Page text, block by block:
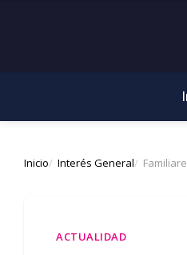
Inicio Interés General
ACTUALIDAD